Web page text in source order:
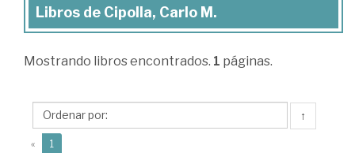
Libros
Cipolla,
M.
Libros de Cipolla, Carlo M.
Mostrando libros encontrados. 1 páginas.
↑
« 1